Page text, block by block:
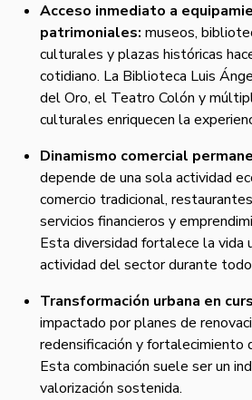
Acceso inmediato a
patrimoniales: museos,
culturales y plazas históricas
cotidiano. La Biblioteca Luis
del Oro, el Teatro Colón y
culturales enriquecen la
Dinamismo comercial
depende de una sola actividad
comercio tradicional,
servicios financieros y
Esta diversidad fortalece la vida
actividad del sector durante
Transformación urbana en
impactado por planes de
redensificación y fortalecimiento
Esta combinación suele ser un
valorización sostenida.